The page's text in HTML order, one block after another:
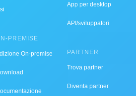
PREMISE
On-premise
App per desktop
API/sviluppatori
PARTNER
Trova partner
Diventa partner